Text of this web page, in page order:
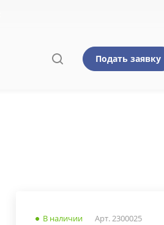
Подать заявку
В наличии Арт.2300025